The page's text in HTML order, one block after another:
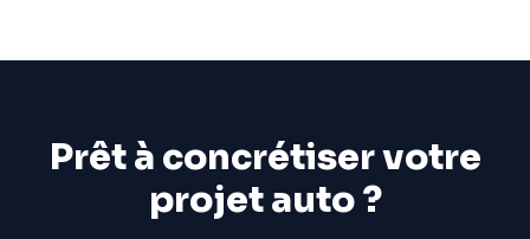
Prêt à concrétiser votre
projet auto ?